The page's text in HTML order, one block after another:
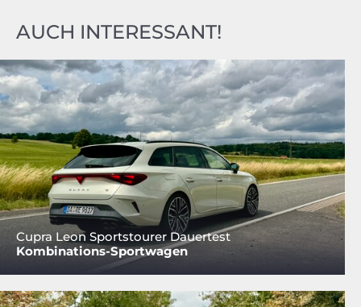
AUCH INTERESSANT!
Cupra Leon Sportstourer Dauertest
Kombinations-Sportwagen